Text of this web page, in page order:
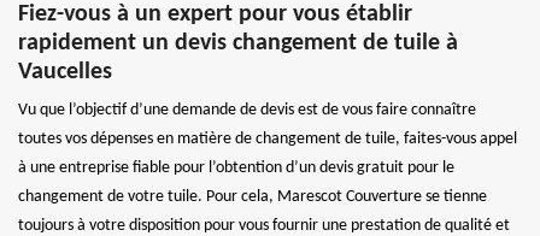
Fiez-vous à un expert pour vous établir
rapidement un devis changement de tuile à
Vaucelles
Vu que l’objectif d’une demande de devis est de vous faire connaître
toutes vos dépenses en matière de changement de tuile, faites-vous appel
à une entreprise fiable pour l’obtention d’un devis gratuit pour le
changement de votre tuile. Pour cela, Marescot Couverture se tienne
toujours à votre disposition pour vous fournir une prestation de qualité et